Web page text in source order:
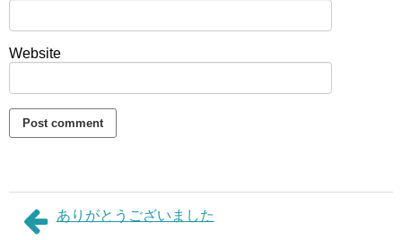
Website
ありがとうございました